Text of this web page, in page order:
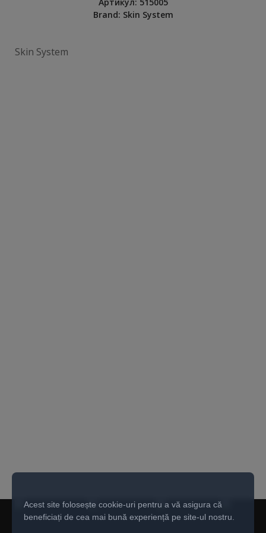
Brand: Skin System
Skin System
Acest site folosește cookie-uri pentru a vă asigura că
beneficiați de cea mai bună experiență pe site-ul nostru.